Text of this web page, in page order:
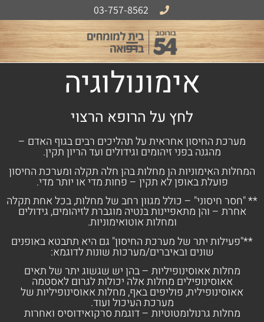
03-757-8562
אימונולוגיה
לחץ על הרופא הרצוי
מערכת החיסון אחראית על תהליכים רבים בגוף האדם –
מהגנה בפני זיהומים וגידולים ועד הריון תקין.
המחלות האימוניות הן מחלות בהן חלה תקלה ומערכת החיסון
פועלת באופן לא תקין – פחות מדי או יותר מדי.
** "חסר חיסוני" – כולל מגוון רחב של מחלות, בכל אחת תקלה
אחרת – והן מתאפיינות בנטיה מוגברת לזיהומים, גידולים
ומחלות אוטואימוניות.
**"פעילות יתר של מערכת החיסון" גם היא תתבטא באופנים
שונים ובאיברים/מערכות שונות לדוגמא:
מחלות אאוסינופיליות – בהן יש שגשוג יתר של תאים
אאוסינופילים מחלות אלה יכולות לגרום לאסטמה
אאוסינופילית, פוליפים באף, מחלות אאוסינופיליות של
מערכת העיכול ועוד.
מחלות גרנולומטוטיות – דוגמת סרקואידוסיס ואחרות